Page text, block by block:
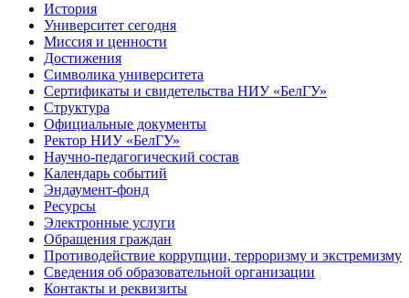
История
Университет сегодня
Миссия и ценности
Достижения
Символика университета
Сертификаты и свидетельства НИУ «БелГУ»
Структура
Официальные документы
Ректор НИУ «БелГУ»
Научно-педагогический состав
Календарь событий
Эндаумент-фонд
Ресурсы
Электронные услуги
Обращения граждан
Противодействие коррупции, терроризму и экстремизму
Сведения об образовательной организации
Контакты и реквизиты